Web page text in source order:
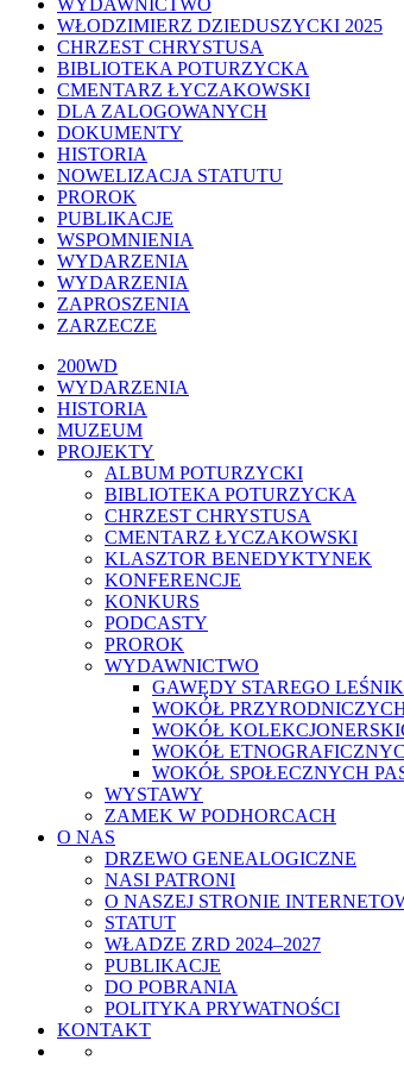
WYDAWNICTWO
WŁODZIMIERZ DZIEDUSZYCKI 2025
CHRZEST CHRYSTUSA
BIBLIOTEKA POTURZYCKA
CMENTARZ ŁYCZAKOWSKI
DLA ZALOGOWANYCH
DOKUMENTY
HISTORIA
NOWELIZACJA STATUTU
PROROK
PUBLIKACJE
WSPOMNIENIA
WYDARZENIA
WYDARZENIA
ZAPROSZENIA
ZARZECZE
Close
Menu
200WD
WYDARZENIA
HISTORIA
MUZEUM
PROJEKTY
ALBUM POTURZYCKI
BIBLIOTEKA POTURZYCKA
CHRZEST CHRYSTUSA
CMENTARZ ŁYCZAKOWSKI
KLASZTOR BENEDYKTYNEK
KONFERENCJE
KONKURS
PODCASTY
PROROK
WYDAWNICTWO
GAWĘDY STAREGO
WOKÓŁ
WOKÓŁ
WOKÓŁ
WOKÓŁ SPOŁECZNYCH
WYSTAWY
ZAMEK W PODHORCACH
O NAS
DRZEWO GENEALOGICZNE
NASI PATRONI
O NASZEJ STRONIE
STATUT
WŁADZE ZRD 2024–2027
PUBLIKACJE
DO POBRANIA
POLITYKA PRYWATNOŚCI
KONTAKT